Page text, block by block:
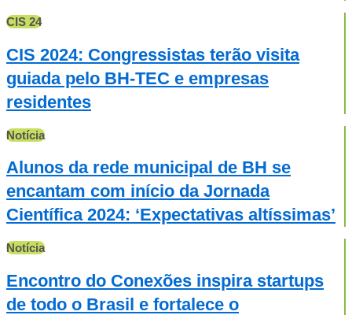
CIS 24
CIS 2024: Congressistas terão visita
guiada pelo BH-TEC e empresas
residentes
Notícia
Alunos da rede municipal de BH se
encantam com início da Jornada
Científica 2024: ‘Expectativas altíssimas’
Notícia
Encontro do Conexões inspira startups
de todo o Brasil e fortalece o